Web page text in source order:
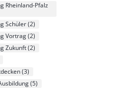
Rheinland-Pfalz
Schüler(2)
Vortrag(2)
Zukunft(2)
(3)
(5)